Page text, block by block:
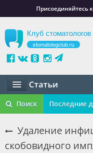
Присоединяйтесь
Клуб стоматологов
stomatologclub.ru
Статьи
Статьи
Обучение
Поиск Последние
Удаление
скобовидного